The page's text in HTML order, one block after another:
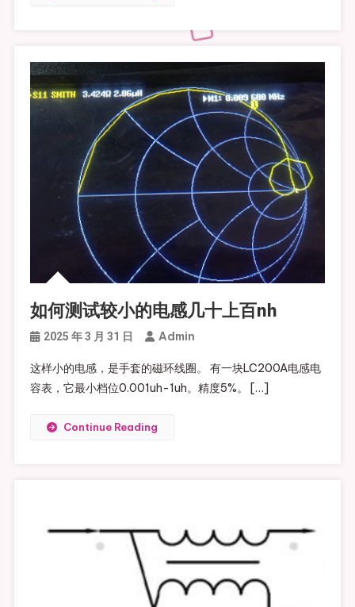
如何测试较小的电感几十上百nh
2025 年 3 月 31 日 Admin
这样小的电感，是手套的磁环线圈。 有一块LC200A电感电
容表，它最小档位0.001uh-1uh。精度5%。 […]
Continue Reading